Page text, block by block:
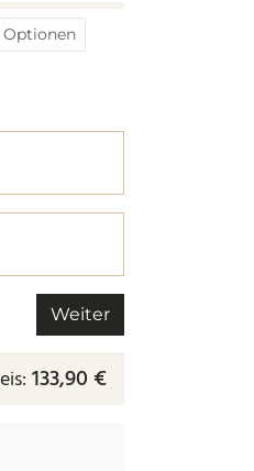
Optionen
Weiter
133,90 €